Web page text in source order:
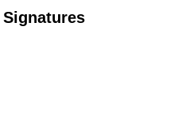
Signatures